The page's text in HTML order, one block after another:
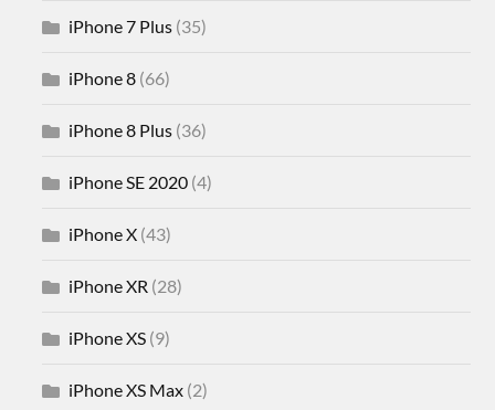
iPhone 7 Plus (35)
iPhone 8 (66)
iPhone 8 Plus (36)
iPhone SE 2020 (4)
iPhone X (43)
iPhone XR (28)
iPhone XS (9)
iPhone XS Max (2)